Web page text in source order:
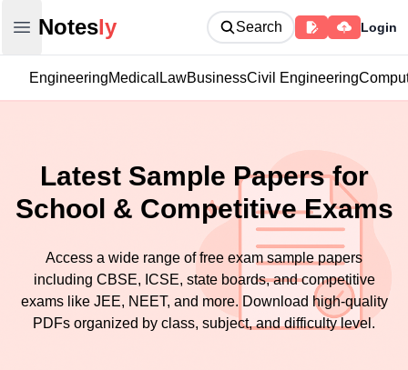
Open main menu
Notesly
Notesly Search Login
EngineeringMedical LawBusinessCivil Engineering
Latest Sample Papers for
School & Competitive Exams
Access a wide range of free exam sample papers
including CBSE, ICSE, state boards, and competitive
exams like JEE, NEET, and more. Download high-quality
PDFs organized by class, subject, and difficulty level.